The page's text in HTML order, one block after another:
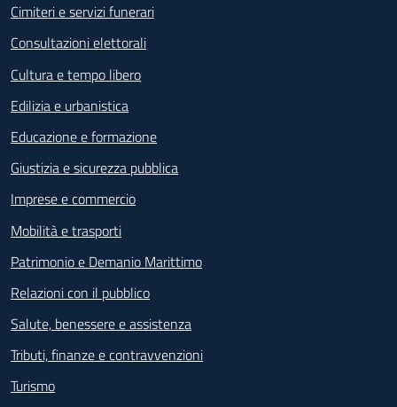
Cimiteri e servizi funerari
Consultazioni elettorali
Cultura e tempo libero
Edilizia e urbanistica
Educazione e formazione
Giustizia e sicurezza pubblica
Imprese e commercio
Mobilità e trasporti
Patrimonio e Demanio Marittimo
Relazioni con il pubblico
Salute, benessere e assistenza
Tributi, finanze e contravvenzioni
Turismo